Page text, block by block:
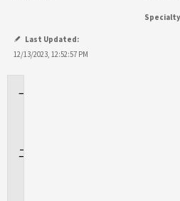
Last Updated:
12/13/2023, 12:52:57 PM